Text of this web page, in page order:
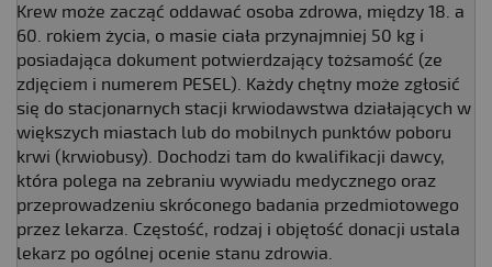
Krew może zacząć oddawać osoba zdrowa, między 18. a
60. rokiem życia, o masie ciała przynajmniej 50 kg i
posiadająca dokument potwierdzający tożsamość (ze
zdjęciem i numerem PESEL). Każdy chętny może zgłosić
się do stacjonarnych stacji krwiodawstwa działających w
większych miastach lub do mobilnych punktów poboru
krwi (krwiobusy). Dochodzi tam do kwalifikacji dawcy,
która polega na zebraniu wywiadu medycznego oraz
przeprowadzeniu skróconego badania przedmiotowego
przez lekarza. Częstość, rodzaj i objętość donacji ustala
lekarz po ogólnej ocenie stanu zdrowia.